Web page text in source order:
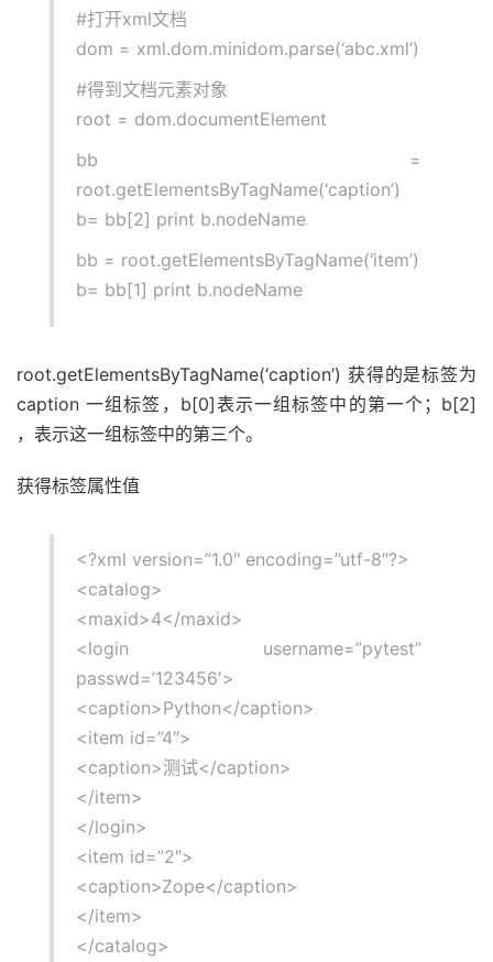
#打开xml文档
dom = xml.dom.minidom.parse(‘abc.xml’)
#得到文档元素对象
root = dom.documentElement
bb =
root.getElementsByTagName(‘caption’)
b= bb[2] print b.nodeName
bb = root.getElementsByTagName(‘item’)
b= bb[1] print b.nodeName
root.getElementsByTagName(‘caption’) 获得的是标签为
caption 一组标签，b[0]表示一组标签中的第一个；b[2]
，表示这一组标签中的第三个。
获得标签属性值
<?xml version=”1.0″ encoding=”utf-8″?>
<catalog>
<maxid>4</maxid>
<login username=”pytest”
passwd=’123456′>
<caption>Python</caption>
<item id=”4″>
<caption>测试</caption>
</item>
</login>
<item id=”2″>
<caption>Zope</caption>
</item>
</catalog>